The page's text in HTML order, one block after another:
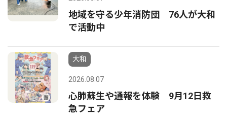
地域を守る少年消防団 76人が大和
で活動中
大和
2026.08.07
心肺蘇生や通報を体験 9月12日救
急フェア